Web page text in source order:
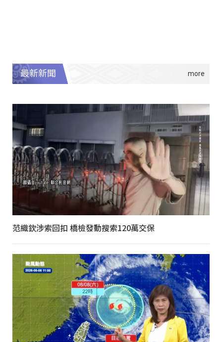
最新新聞
范織欽涉索回扣 橋檢發動搜索120萬交保